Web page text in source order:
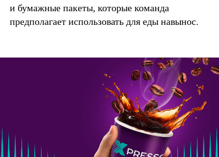
и бумажные пакеты, которые команда
предполагает использовать для еды навынос.